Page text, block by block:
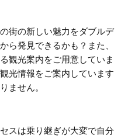
街の新しい魅力をダブルデ
ら発見できるかも？また、
観光案内をご用意していま
光情報をご案内しています
ません。
スは乗り継ぎが大変で自分